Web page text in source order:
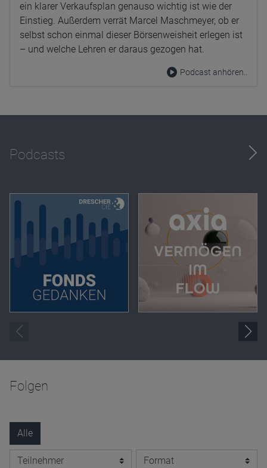
ein klarer Verkaufsplan genauso wichtig ist wie der
Einstieg. Außerdem verrät Marcel Maschmeyer, ob er
selbst schon einmal dieser Börsenweisheit erlegen ist
– und welche Lehren er daraus gezogen hat.
Podcast anhören..
Podcasts
Folgen
Alle